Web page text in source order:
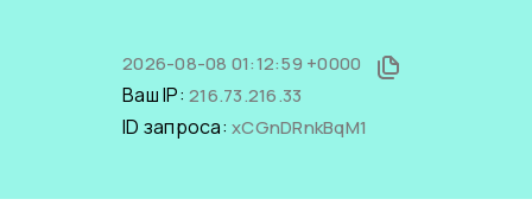
2026-08-08 01:12:59 +0000
Ваш IP: 216.73.216.33
ID запроса: xCGnDRnkBqM1